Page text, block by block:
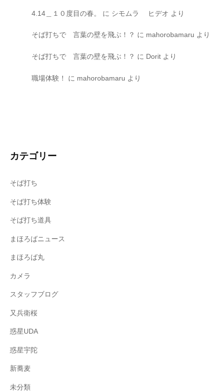
4.14＿１０度目の春。 に シモムラ ヒデオ より
そば打ちで 言葉の壁を飛ぶ！？ に mahorobamaru より
そば打ちで 言葉の壁を飛ぶ！？ に Doritより
職場体験！ に mahorobamaru より
カテゴリー
そば打ち
そば打ち体験
そば打ち道具
まほろばニュース
まほろば丸
カメラ
スタッフブログ
又兵衛桜
惑星UDA
惑星宇陀
新蕎麦
未分類